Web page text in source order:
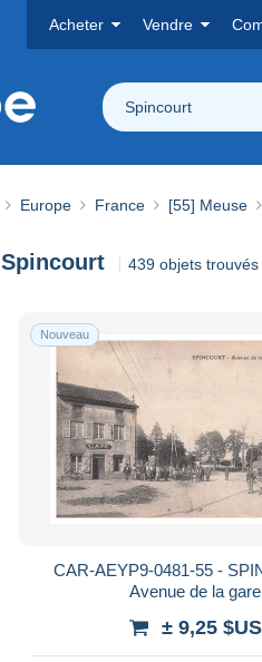
Acheter Vendre
Spincourt
Europe France [55] Meuse
Spincourt 439 objets trouvés
Nouveau
CAR-AEYP9-0481-55 -
Avenue de la gare
± 9,25 $US